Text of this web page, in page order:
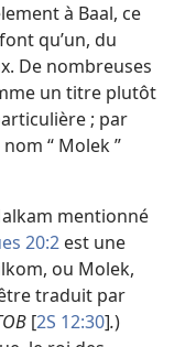
à Baal, ce
qu’un, du
De nombreuses
un titre plutôt
; par
“ Molek ”
mentionné
20:2 est une
ou Molek,
traduit par
[2S 12:30].)